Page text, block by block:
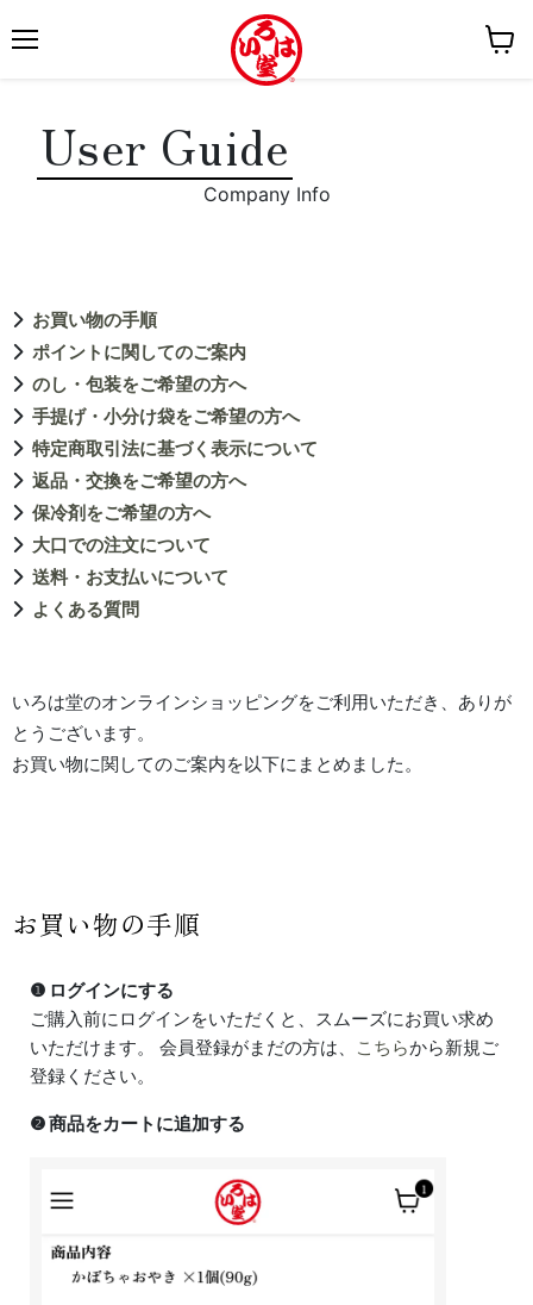
User Guide
Company Info
お買い物の手順
ポイントに関してのご案内
のし・包装をご希望の方へ
手提げ・小分け袋をご希望の方へ
特定商取引法に基づく表示について
返品・交換をご希望の方へ
保冷剤をご希望の方へ
大口での注文について
送料・お支払いについて
よくある質問
いろは堂のオンラインショッピングをご利用いただき、ありが
とうございます。
お買い物に関してのご案内を以下にまとめました。
お買い物の手順
❶ ログインにする
ご購入前にログインをいただくと、スムーズにお買い求め
いただけます。 会員登録がまだの方は、
こちらから新規ご
登録ください。
❷ 商品をカートに追加する